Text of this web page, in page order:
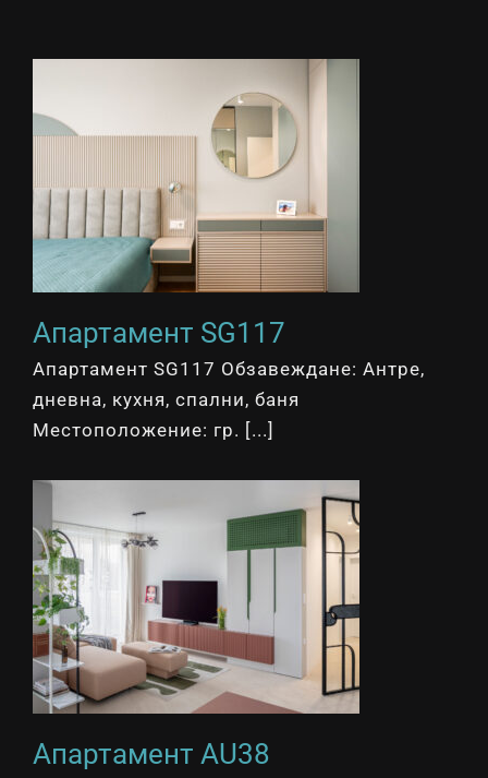
Апартамент SG117
Апартамент SG117 Обзавеждане: Антре,
дневна, кухня, спални, баня
Местоположение: гр. [...]
Апартамент AU38